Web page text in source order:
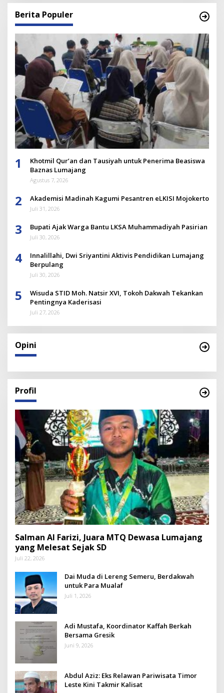
Berita Populer
1
Khotmil Qur’an dan Tausiyah untuk Penerima Beasiswa
Baznas Lumajang
Agustus 7, 2026
2 Akademisi Madinah Kagumi Pesantren eLKISI Mojokerto
Juli 31, 2026
3 Bupati Ajak Warga Bantu LKSA Muhammadiyah Pasirian
Juli 30, 2026
4
Innalillahi, Dwi Sriyantini Aktivis Pendidikan Lumajang
Berpulang
Juli 30, 2026
5
Wisuda STID Moh. Natsir XVI, Tokoh Dakwah Tekankan
Pentingnya Kaderisasi
Juli 27, 2026
Opini
Profil
Salman Al Farizi, Juara MTQ Dewasa Lumajang
yang Melesat Sejak SD
Juli 22, 2026
Dai Muda di Lereng Semeru, Berdakwah
untuk Para Mualaf
Juli 1, 2026
Adi Mustafa, Koordinator Kaffah Berkah
Bersama Gresik
Juni 9, 2026
Abdul Aziz: Eks Relawan Pariwisata Timor
Leste Kini Takmir Kalisat